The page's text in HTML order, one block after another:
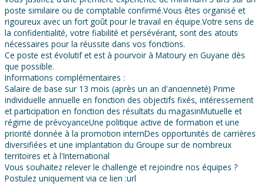
poste similaire ou de comptable confirmé.Vous êtes organisé et
rigoureux avec un fort goût pour le travail en équipe.Votre sens de
la confidentialité, votre fiabilité et persévérant, sont des atouts
nécessaires pour la réussite dans vos fonctions.
Ce poste est évolutif et est à pourvoir à Matoury en Guyane dès
que possible.
Informations complémentaires :
Salaire de base sur 13 mois (après un an d'ancienneté) Prime
individuelle annuelle en fonction des objectifs fixés, intéressement
et participation en fonction des résultats du magasinMutuelle et
régime de prévoyanceUne politique active de formation et une
priorité donnée à la promotion internDes opportunités de carrières
diversifiées et une implantation du Groupe sur de nombreux
territoires et à l'International
Vous souhaitez relever le challenge et rejoindre nos équipes ?
Postulez uniquement via ce lien :url